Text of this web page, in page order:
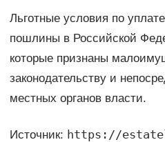
Льготные условия по
пошлины в Российской
которые признаны
законодательству и
местных органов власти.
Источник: https://